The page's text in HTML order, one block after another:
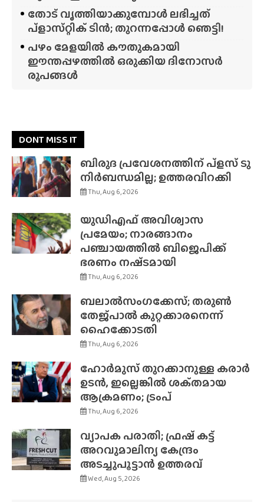
തോട് വൃത്തിയാക്കുമ്പോൾ ലഭിച്ചത്
പ്‌ളാസ്‌റ്റിക് ടിൻ; തുറന്നപ്പോൾ ഞെട്ടി!
പഴം മേളയിൽ കൗതുകമായി
ഈന്തപ്പഴത്തിൽ ഒരുക്കിയ ദിനോസർ
രൂപങ്ങൾ
DONT MISS IT
ബിരുദ പ്രവേശനത്തിന് പ്ളസ് ടു
നിർബന്ധമില്ല; ഉത്തരവിറക്കി
Thu, Aug 6, 2026
യുഡിഎഫ് അവിശ്വാസ
പ്രമേയം; നാരങ്ങാനം
പഞ്ചായത്തിൽ ബിജെപിക്ക്
ഭരണം നഷ്‌ടമായി
Thu, Aug 6, 2026
ബലാൽസംഗക്കേസ്; തരുൺ
തേജ്‌പാൽ കുറ്റക്കാരനെന്ന്
ഹൈക്കോടതി
Thu, Aug 6, 2026
ഹോർമുസ് തുറക്കാനുള്ള കരാർ
ഉടൻ, ഇല്ലെങ്കിൽ ശക്‌തമായ
ആക്രമണം; ട്രംപ്
Thu, Aug 6, 2026
വ്യാപക പരാതി; ഫ്രഷ് കട്ട്
അറവുമാലിന്യ കേന്ദ്രം
അടച്ചുപൂട്ടാൻ ഉത്തരവ്
Wed, Aug 5, 2026